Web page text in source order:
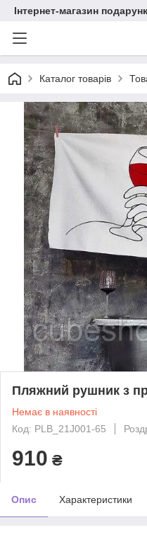
Інтернет-магазин
Каталог товарів
Пляжний рушник з
Немає в наявності
Код: PLB_21J001-65
910 ₴
Опис Характеристики